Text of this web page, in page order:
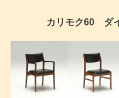
カリモク60 ダ